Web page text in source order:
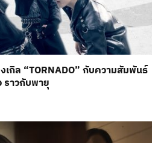
เกิล “TORNADO” กับความสัมพันธ์
ราวกับพายุ